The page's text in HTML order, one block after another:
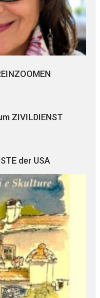
ZIVILDIENST
der USA